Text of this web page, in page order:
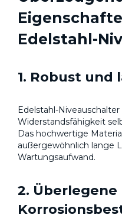
Edelstahl-
1. Robust und
Edelstahl-
Widerstandsfähigkeit
Das hochwertige
außergewöhnlich lange
Wartungsaufwand.
2. Überlegene